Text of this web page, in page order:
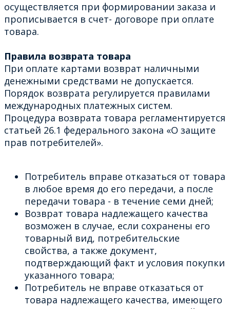
осуществляется при формировании заказа и
прописывается в счет- договоре при оплате
товара.
Правила возврата товара
При оплате картами возврат наличными
денежными средствами не допускается.
Порядок возврата регулируется правилами
международных платежных систем.
Процедура возврата товара регламентируется
статьей 26.1 федерального закона «О защите
прав потребителей».
Потребитель вправе отказаться от товара
в любое время до его передачи, а после
передачи товара - в течение семи дней;
Возврат товара надлежащего качества
возможен в случае, если сохранены его
товарный вид, потребительские
свойства, а также документ,
подтверждающий факт и условия покупки
указанного товара;
Потребитель не вправе отказаться от
товара надлежащего качества, имеющего